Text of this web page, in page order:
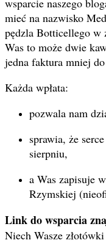
wsparcie naszego
mieć na nazwisko
pędzla Botticellego w
Was to może dwie
jedna faktura mniej do
Każda wpłata:
pozwala nam
sprawia, że
sierpniu,
a Was zapisuje
Rzymskiej
Link do wsparcia
Niech Wasze